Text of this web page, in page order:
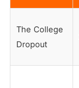
The College
Dropout